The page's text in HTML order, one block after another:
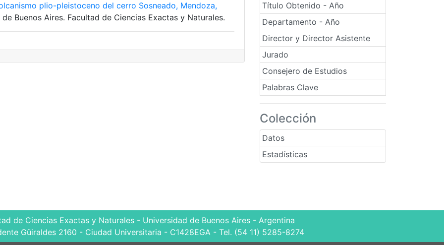
Título Obtenido - Año
Departamento - Año
Director y Director Asistente
Jurado
Consejero de Estudios
Palabras Clave
Colección
Datos
Estadísticas
plio-pleistoceno del cerro Sosneado, Mendoza,
Buenos Aires. Facultad de Ciencias Exactas y Naturales.
de Ciencias Exactas y Naturales - Universidad de Buenos Aires - Argentina
Güiraldes 2160 - Ciudad Universitaria - C1428EGA - Tel. (54 11) 5285-8274